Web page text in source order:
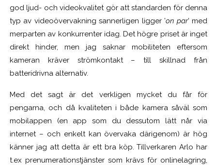
god ljud- och videokvalitet gör att standarden för denna
typ av videoövervakning sannerligen ligger ’on par’ med
merparten av konkurrenter idag. Det högre priset är inget
direkt hinder, men jag saknar mobiliteten eftersom
kameran kräver strömkontakt – till skillnad från
batteridrivna alternativ.
Med det sagt är det verkligen mycket du får för
pengarna, och då kvaliteten i både kamera såväl som
mobilappen (en app som du dessutom lätt når via
internet – och enkelt kan övervaka därigenom) är hög
känner jag att detta är ett bra köp. Tillverkaren Arlo har
t.ex prenumerationstjänster som krävs för onlinelagring,